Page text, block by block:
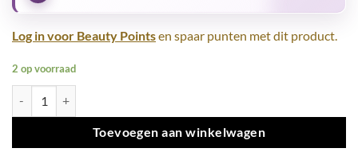
Log in voor Beauty Pointsen spaar punten met dit product.
2 op voorraad
Toevoegen aan winkelwagen